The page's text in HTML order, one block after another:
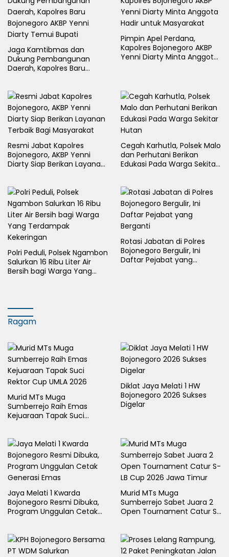
Jaga Kamtibmas dan
Dukung Pembangunan
Daerah, Kapolres Baru
Pimpin Apel Perdana,
Kapolres Bojonegoro AKBP
Yenni Diarty Minta Anggota
Resmi Jabat Kapolres
Bojonegoro, AKBP Yenni
Diarty Siap Berikan Layanan
Cegah Karhutla, Polsek Malo
dan Perhutani Berikan
Edukasi Pada Warga Sekitar
Polri Peduli, Polsek Ngambon
Salurkan 16 Ribu Liter Air
Bersih bagi Warga Yang
Rotasi Jabatan di Polres
Bojonegoro Bergulir, Ini
Daftar Pejabat yang
Ragam
Murid MTs Muga
Sumberrejo Raih Emas
Kejuaraan Tapak Suci
Diklat Jaya Melati 1 HW
Bojonegoro 2026 Sukses
Digelar
Jaya Melati 1 Kwarda
Bojonegoro Resmi Dibuka,
Program Unggulan Cetak
Murid MTs Muga
Sumberrejo Sabet Juara 2
Open Tournament Catur S-